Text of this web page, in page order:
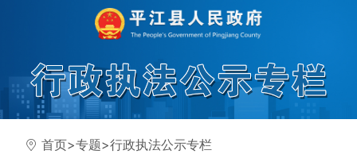
首页>专题>行政执法公示专栏